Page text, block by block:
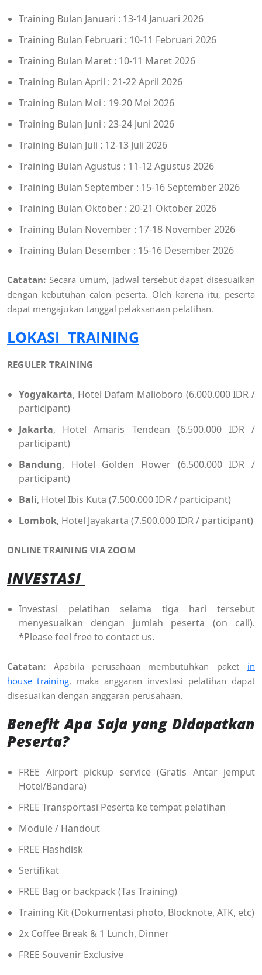
Training Bulan Januari : 13-14 Januari 2026
Training Bulan Februari : 10-11 Februari 2026
Training Bulan Maret : 10-11 Maret 2026
Training Bulan April : 21-22 April 2026
Training Bulan Mei : 19-20 Mei 2026
Training Bulan Juni : 23-24 Juni 2026
Training Bulan Juli : 12-13 Juli 2026
Training Bulan Agustus : 11-12 Agustus 2026
Training Bulan September : 15-16 September 2026
Training Bulan Oktober : 20-21 Oktober 2026
Training Bulan November : 17-18 November 2026
Training Bulan Desember : 15-16 Desember 2026
Catatan: Secara umum, jadwal tersebut dapat disesuaikan
dengan kebutuhan calon peserta. Oleh karena itu, peserta
dapat mengajukan tanggal pelaksanaan pelatihan.
LOKASI TRAINING
REGULER TRAINING
Yogyakarta, Hotel Dafam Malioboro (6.000.000 IDR /
participant)
Jakarta, Hotel Amaris Tendean (6.500.000 IDR /
participant)
Bandung, Hotel Golden Flower (6.500.000 IDR /
participant)
Bali, Hotel Ibis Kuta (7.500.000 IDR / participant)
Lombok, Hotel Jayakarta (7.500.000 IDR / participant)
ONLINE TRAINING VIA ZOOM
INVESTASI
Investasi pelatihan selama tiga hari tersebut
menyesuaikan dengan jumlah peserta (on call).
*Please feel free to contact us.
Catatan: Apabila perusahaan membutuhkan paket in
house training, maka anggaran investasi pelatihan dapat
disesuaikan dengan anggaran perusahaan.
Benefit Apa Saja yang Didapatkan
Peserta?
FREE Airport pickup service (Gratis Antar jemput
Hotel/Bandara)
FREE Transportasi Peserta ke tempat pelatihan
Module / Handout
FREE Flashdisk
Sertifikat
FREE Bag or backpack (Tas Training)
Training Kit (Dokumentasi photo, Blocknote, ATK, etc)
2x Coffee Break & 1 Lunch, Dinner
FREE Souvenir Exclusive